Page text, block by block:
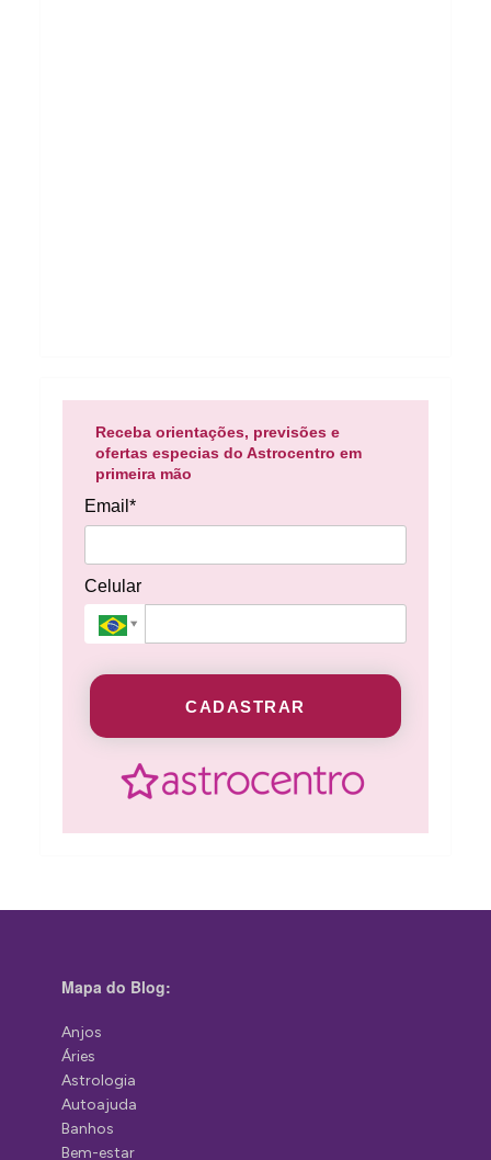
Receba orientações, previsões e
ofertas especias do Astrocentro em
primeira mão
Email*
Celular
CADASTRAR
Mapa do Blog:
Anjos
Áries
Astrologia
Autoajuda
Banhos
Bem-estar